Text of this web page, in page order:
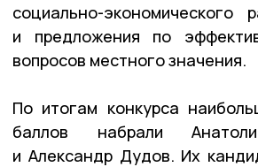
социально-экономического
и предложения по
вопросов местного значения.
По итогам конкурса
баллов набрали
и Александр Дудов. Их